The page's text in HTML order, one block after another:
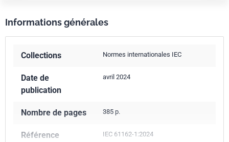
Informations générales
Collections Normes internationales IEC
Date de
publication
avril 2024
Nombre de pages 385 p.
Référence IEC 61162-1:2024